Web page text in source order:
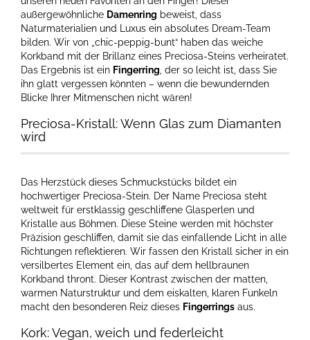
außergewöhnliche Damenring beweist, dass
Naturmaterialien und Luxus ein absolutes Dream-Team
bilden. Wir von „chic-peppig-bunt“ haben das weiche
Korkband mit der Brillanz eines Preciosa-Steins verheiratet.
Das Ergebnis ist ein Fingerring , der so leicht ist, dass Sie
ihn glatt vergessen könnten – wenn die bewundernden
Blicke Ihrer Mitmenschen nicht wären!
Preciosa-Kristall: Wenn Glas zum Diamanten
wird
Das Herzstück dieses Schmuckstücks bildet ein
hochwertiger Preciosa-Stein. Der Name Preciosa steht
weltweit für erstklassig geschliffene Glasperlen und
Kristalle aus Böhmen. Diese Steine werden mit höchster
Präzision geschliffen, damit sie das einfallende Licht in alle
Richtungen reflektieren. Wir fassen den Kristall sicher in ein
versilbertes Element ein, das auf dem hellbraunen
Korkband thront. Dieser Kontrast zwischen der matten,
warmen Naturstruktur und dem eiskalten, klaren Funkeln
macht den besonderen Reiz dieses Fingerrings aus.
Kork: Vegan, weich und federleicht